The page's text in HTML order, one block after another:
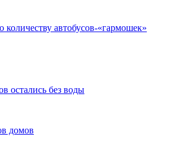
автобусов-«гармошек»
остались без воды
домов